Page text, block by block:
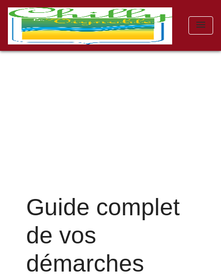
menu
Guide complet
de vos
démarches